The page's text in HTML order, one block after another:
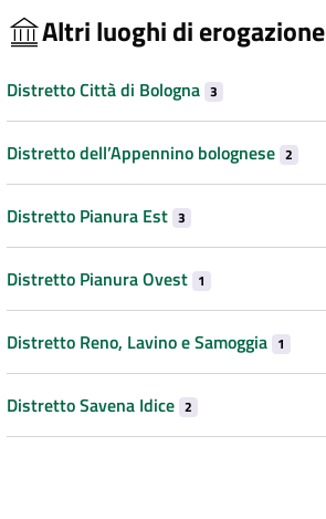
Altri luoghi di erogazione
Distretto Città di Bologna 3
Distretto dell’Appennino bolognese 2
Distretto Pianura Est 3
Distretto Pianura Ovest 1
Distretto Reno, Lavino e Samoggia 1
Distretto Savena Idice 2